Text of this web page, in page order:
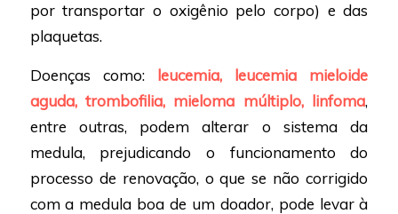
por transportar o oxigênio pelo corpo) e das
plaquetas.
Doenças como: leucemia, leucemia mieloide
aguda, trombofilia, mieloma múltiplo, linfoma,
entre outras, podem alterar o sistema da
medula, prejudicando o funcionamento do
processo de renovação, o que se não corrigido
com a medula boa de um doador, pode levar à